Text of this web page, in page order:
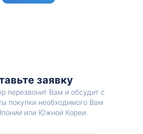
заявку
перезвонит Вам и обсудит с
покупки необходимого Вам
или Южной Кореи.